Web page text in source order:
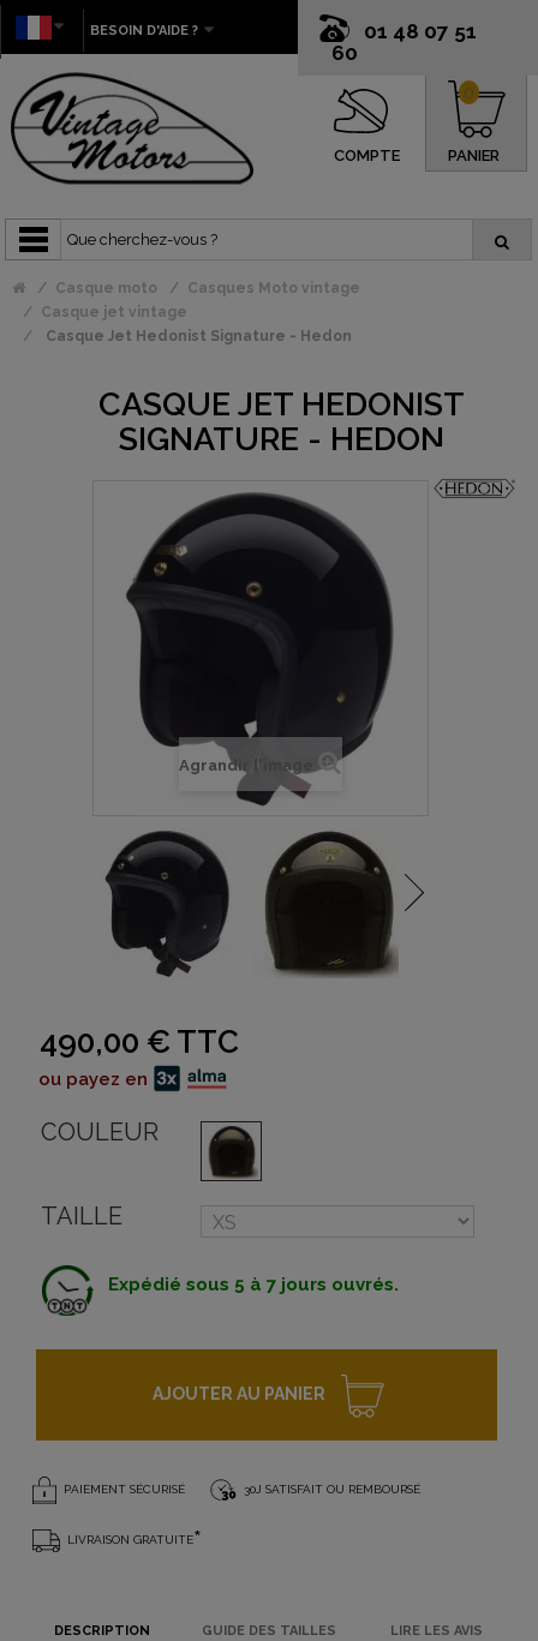
01 48 07 51
60
BESOIN D'AIDE ?
COMPTE PANIER
0
Casque moto
Casques Moto vintage
Casque jet vintage
Casque Jet Hedonist Signature - Hedon
CASQUE JET HEDONIST
SIGNATURE - HEDON
Agrandir l'image
490,00 € TTC
ou payez en
COULEUR
TAILLE
Expédié sous 5 à 7 jours ouvrés.
AJOUTER AU PANIER
PAIEMENT SÉCURISÉ 30J SATISFAIT OU REMBOURSÉ
LIVRAISON GRATUITE*
DESCRIPTION GUIDE DES TAILLES LIRE LES AVIS